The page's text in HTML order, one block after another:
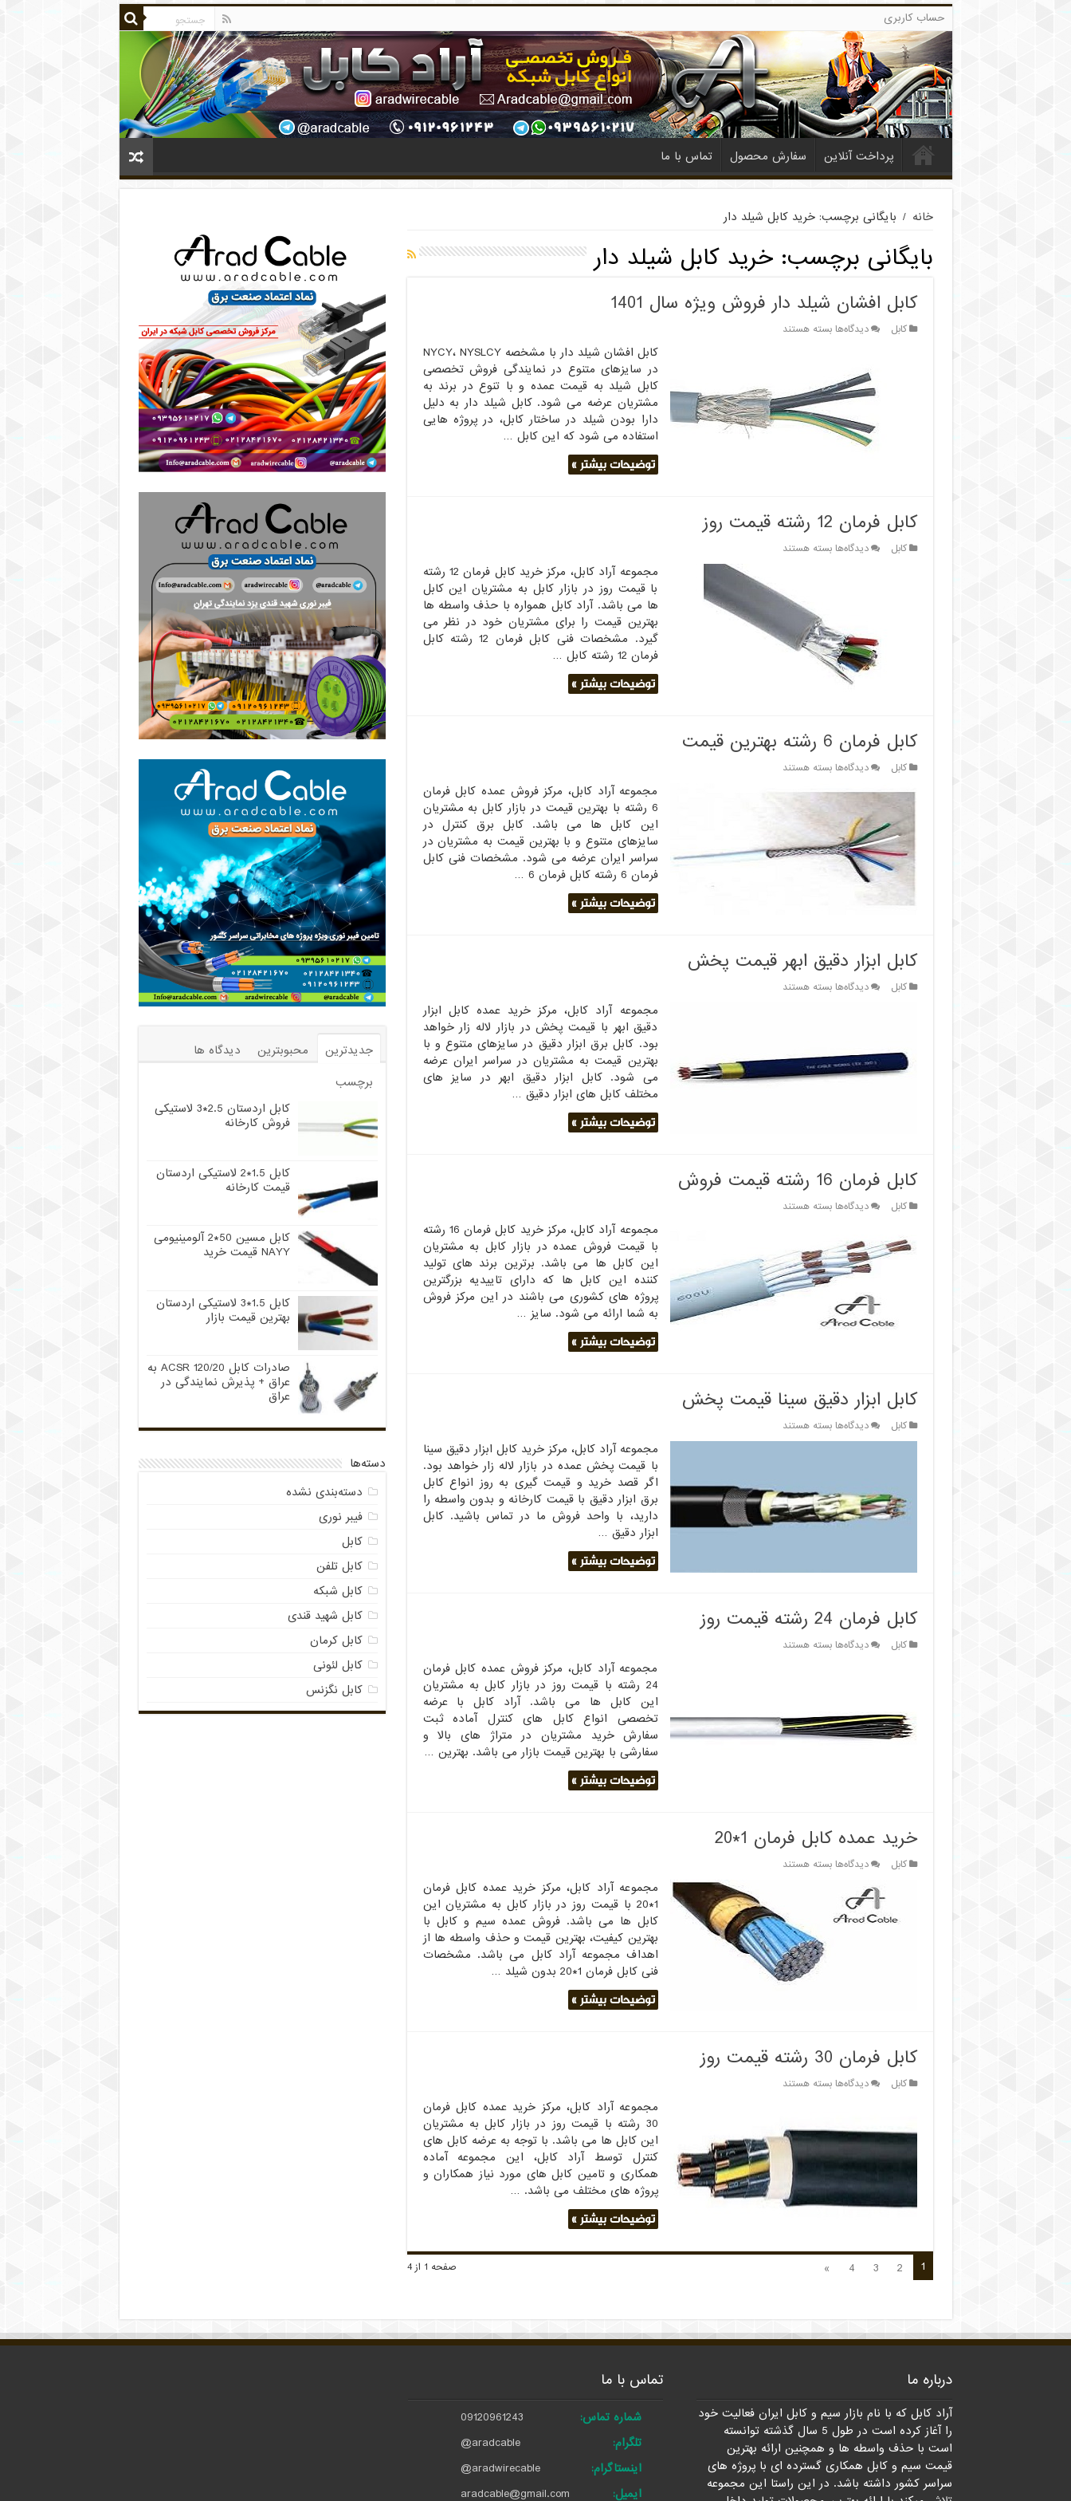
حساب کاربری
پرداخت آنلاین سفارش محصول تماس با ما
خانه / بایگانی برچسب: خرید کابل شیلد دار
بایگانی برچسب:خرید کابل شیلد دار
کابل افشان شیلد دار فروش ویژه سال 1401
کابل دیدگاه‌هابرای
دار
فروش
ویژه
سال
بسته هستند
کابل افشان شیلد دار با مشخصه NYCY، NYSLCY
در سایزهای متنوع در نمایندگی فروش تخصصی
کابل شیلد به قیمت عمده و با تنوع در برند به
مشتریان عرضه می شود. کابل شیلد دار به دلیل
دارا بودن شیلد در ساختار کابل، در پروژه هایی
استفاده می شود که این کابل …
توضیحات بیشتر »
کابل فرمان 12 رشته قیمت روز
کابل دیدگاه‌هابرای
قیمت
روز
بسته هستند
مجموعه آراد کابل، مرکز خرید کابل فرمان 12 رشته
با قیمت روز در بازار کابل به مشتریان این کابل
ها می باشد. آراد کابل همواره با حذف واسطه ها
بهترین قیمت را برای مشتریان خود در نظر می
گیرد. مشخصات فنی کابل فرمان 12 رشته کابل
فرمان 12 رشته کابل …
توضیحات بیشتر »
کابل فرمان 6 رشته بهترین قیمت
کابل دیدگاه‌هابرای
فرمان
رشته
بهترین
قیمت
بسته هستند
مجموعه آراد کابل، مرکز فروش عمده کابل فرمان
6 رشته با بهترین قیمت در بازار کابل به مشتریان
این کابل ها می باشد. کابل برق کنترل در
سایزهای متنوع و با بهترین قیمت به مشتریان در
سراسر ایران عرضه می شود. مشخصات فنی کابل
فرمان 6 رشته کابل فرمان 6 …
توضیحات بیشتر »
کابل ابزار دقیق ابهر قیمت پخش
کابل دیدگاه‌هابرای
قیمت
پخش
بسته هستند
مجموعه آراد کابل، مرکز خرید عمده کابل ابزار
دقیق ابهر با قیمت پخش در بازار لاله زار خواهد
بود. کابل برق ابزار دقیق در سایزهای متنوع و با
بهترین قیمت به مشتریان در سراسر ایران عرضه
می شود. کابل ابزار دقیق ابهر در سایز های
مختلف کابل های ابزار دقیق …
توضیحات بیشتر »
کابل فرمان 16 رشته قیمت فروش
کابل دیدگاه‌هابرای
16
رشته
قیمت
فروش
بسته هستند
مجموعه آراد کابل، مرکز خرید کابل فرمان 16 رشته
با قیمت فروش عمده در بازار کابل به مشتریان
این کابل ها می باشد. برترین برند های تولید
کننده این کابل ها که دارای تاییدیه بزرگترین
پروژه های کشوری می باشند در این مرکز فروش
به شما ارائه می شود. سایز …
توضیحات بیشتر »
کابل ابزار دقیق سینا قیمت پخش
کابل دیدگاه‌هابرای
کابل
قیمت
پخش
بسته هستند
مجموعه آراد کابل، مرکز خرید کابل ابزار دقیق سینا
با قیمت پخش عمده در بازار لاله زار خواهد بود.
اگر قصد خرید و قیمت گیری به روز انواع کابل
برق ابزار دقیق با قیمت کارخانه و بدون واسطه را
دارید، با واحد فروش ما در تماس باشید. کابل
ابزار دقیق …
توضیحات بیشتر »
کابل فرمان 24 رشته قیمت روز
کابل دیدگاه‌هابرای
قیمت
روز
بسته هستند
مجموعه آراد کابل، مرکز فروش عمده کابل فرمان
24 رشته با قیمت روز در بازار کابل به مشتریان
این کابل ها می باشد. آراد کابل با عرضه
تخصصی انواع کابل های کنترل آماده ثبت
سفارش خرید مشتریان در متراژ های بالا و
سفارشی با بهترین قیمت بازار می باشد. بهترین …
توضیحات بیشتر »
خرید عمده کابل فرمان 1*20
کابل دیدگاه‌هابرای
بسته هستند
مجموعه آراد کابل، مرکز خرید عمده کابل فرمان
1*20 با قیمت روز در بازار کابل به مشتریان این
کابل ها می باشد. فروش عمده سیم و کابل با
بهترین کیفیت، بهترین قیمت و حذف واسطه ها از
اهداف مجموعه آراد کابل می باشد. مشخصات
فنی کابل فرمان 1*20 بدون شیلد …
توضیحات بیشتر »
کابل فرمان 30 رشته قیمت روز
کابل دیدگاه‌هابرای
30
رشته
قیمت
روز
بسته هستند
مجموعه آراد کابل، مرکز خرید عمده کابل فرمان
30 رشته با قیمت روز در بازار کابل به مشتریان
این کابل ها می باشد. با توجه به عرضه کابل های
کنترل توسط آراد کابل، این مجموعه آماده
همکاری و تامین کابل های مورد نیاز همکاران و
پروژه های مختلف می باشد. …
توضیحات بیشتر »
صفحه 1 از 4 1
2
3
4
»
جدیدترین محبوبترین
دیدگاه ها
برچسب
کابل اردستان 2.5*3 لاستیکی
فروش کارخانه
کابل 1.5*2 لاستیکی اردستان
قیمت کارخانه
کابل مسین 50*2 آلومینیومی
NAYY قیمت خرید
کابل 1.5*3 لاستیکی اردستان
بهترین قیمت بازار
صادرات کابل 120/20 ACSR به
عراق + پذیرش نمایندگی در
عراق
دسته‌ها
دسته‌بندی نشده
فیبر نوری
کابل
کابل تلفن
کابل شبکه
کابل شهید قندی
کابل کرمان
کابل لئونی
کابل نگزنس
درباره ما
آراد کابل که با نام بازار سیم و کابل ایران فعالیت خود
را آغاز کرده است در طول 5 سال گذشته توانسته
است با حذف واسطه ها و همچنین ارائه بهترین
قیمت سیم و کابل همکاری گسترده ای با پروژه های
سراسر کشور داشته باشد. در این راستا این مجموعه
تماس با ما
شماره تماس:
09120961243
تلگرام:
@aradcable
اینستاگرام:
@aradwirecable
ایمیل:
aradcable@gmail.com